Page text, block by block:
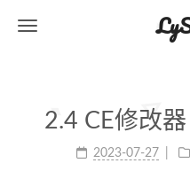
2.4 CE修改
2023-07-27